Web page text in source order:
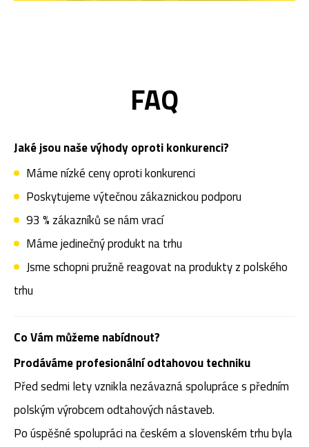
FAQ
Jaké jsou naše výhody oproti konkurenci?
Máme nízké ceny oproti konkurenci
Poskytujeme výtečnou zákaznickou podporu
93 % zákazníků se nám vrací
Máme jedinečný produkt na trhu
Jsme schopni pružně reagovat na produkty z polského
trhu
Co Vám můžeme nabídnout?
Prodáváme profesionální odtahovou techniku
Před sedmi lety vznikla nezávazná spolupráce s předním
polským výrobcem odtahových nástaveb.
Po úspěšné spolupráci na českém a slovenském trhu byla